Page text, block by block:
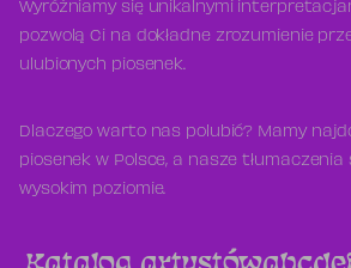
Wyróżniamy się unikalnymi
pozwolą Ci na dokładne zrozumienie
ulubionych piosenek.
Dlaczego warto nas polubić? Mamy
piosenek w Polsce, a nasze
wysokim poziomie.
Katalog artystówabcde